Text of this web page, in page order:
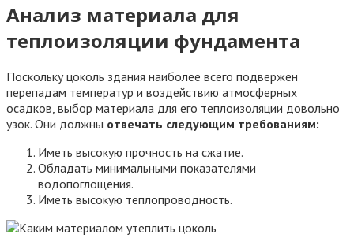
Анализ материала для
теплоизоляции фундамента
Поскольку цоколь здания наиболее всего подвержен
перепадам температур и воздействию атмосферных
осадков, выбор материала для его теплоизоляции довольно
узок. Они должны отвечать следующим требованиям:
Иметь высокую прочность на сжатие.
Обладать минимальными показателями
водопоглощения.
Иметь высокую теплопроводность.